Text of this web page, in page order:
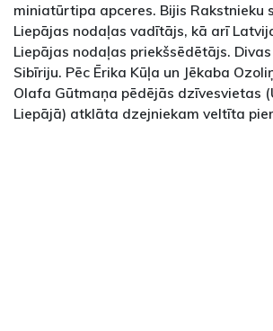
miniatūrtipa apceres. Bijis Rakstnieku
Liepājas nodaļas vadītājs, kā arī
Liepājas nodaļas priekšsēdētājs.
Sibīriju. Pēc Ērika Kūļa un Jēkaba
Olafa Gūtmaņa pēdējās dzīvesvietas
Liepājā) atklāta dzejniekam veltīta